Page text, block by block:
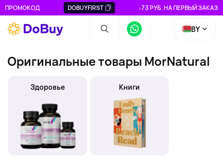
ПРОМОКОД DOBUYFIRST -73 РУБ. НА ПЕРВЫЙ ЗАКАЗ
BY
Оригинальные товары MorNatural
Здоровье Книги